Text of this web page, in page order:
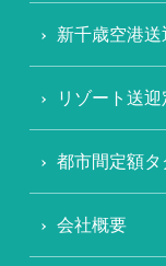
新千歳空港
リゾート送
都市間定額タ
会社概要